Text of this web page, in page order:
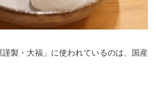
製・大福」に使われているのは、国産